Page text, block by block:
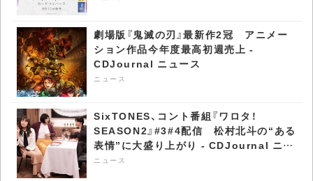
劇場版『鬼滅の刃』最新作2冠 アニメー
ション作品今年度最高初週売上 -
CDJournal ニュース
ニュース
SixTONES、コント番組『ワロタ！
SEASON2』#3#4配信 松村北斗の“ある
表情”に大盛り上がり - CDJournal ニュ
ース
ニュース